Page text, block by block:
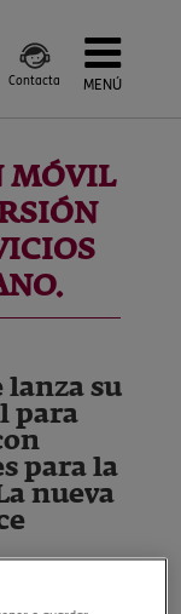
Contacta MENÚ
MÓVIL
lanza su
para
para la
nueva